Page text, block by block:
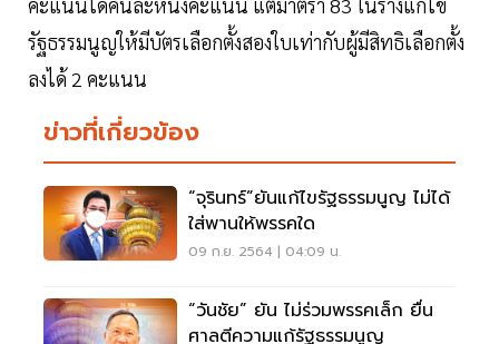
คะแนนได้คนละหนึ่งคะแนน แต่มาตรา 83 ในร่างแก้ไข
รัฐธรรมนูญให้มีบัตรเลือกตั้งสองใบเท่ากับผู้มีสิทธิเลือกตั้ง
ลงได้ 2 คะแนน
ข่าวที่เกี่ยวข้อง
“จุรินทร์”ยันแก้ไขรัฐธรรมนูญ ไม่ได้
ใส่พานให้พรรคใด
09 ก.ย. 2564 | 04:09 น.
“วันชัย” ยัน ไม่ร่วมพรรคเล็ก ยื่น
ศาลตีความแก้รัฐธรรมนูญ